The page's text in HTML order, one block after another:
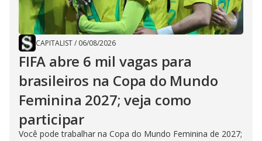
CAPITALIST/ 06/08/2026
FIFA abre 6 mil vagas para
brasileiros na Copa do Mundo
Feminina 2027; veja como
participar
Você pode trabalhar na Copa do Mundo Feminina de 2027;